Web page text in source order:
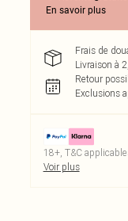
En savoir plus
Frais de
Livraison à
Retour
Exclusions
18+, T&C
Voir plus